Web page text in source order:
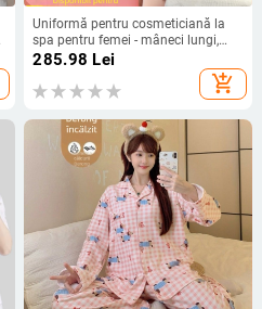
Uniformă pentru cosmeticiană la
spa pentru femei - mâneci lungi,
guler înalt, material ce evacuează
umezeala din acrilic/spandex, stil
costum
285.98 Lei
add_shopping_cart